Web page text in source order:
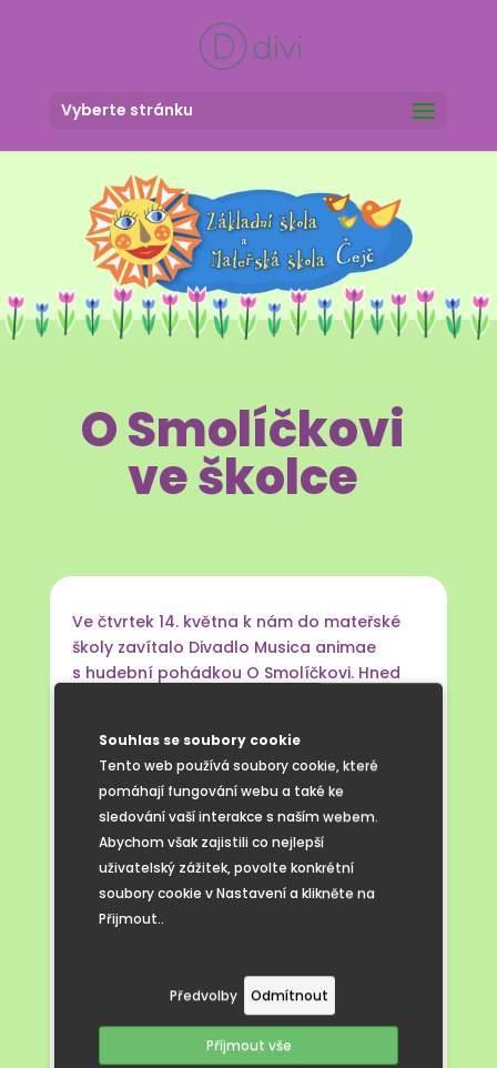
Souhlas se soubory cookie
Tento web používá soubory cookie, které
pomáhají fungování webu a také ke
sledování vaší interakce s naším webem.
Abychom však zajistili co nejlepší
uživatelský zážitek, povolte konkrétní
soubory cookie v Nastavení a klikněte na
Přijmout..
Předvolby Odmítnout
Příjmout vše
Vyberte stránku
O Smolíčkovi
ve školce
Ve čtvrtek 14. května k nám do mateřské
školy zavítalo Divadlo Musica animae
s hudební pohádkou O Smolíčkovi. Hned
dané slovo.
Jeden herec a dvě herečky vtáhli děti
okamžitě do děje. Smích se střídal
s napětím a děti po celou dobu živě
reagovaly na to, co se na jevišti
odehrávalo.
Během pohádky se děti naučily také
veselou písničku o tom, že domluva a dané
nese to své následky. Pohádka tak dětem
nejen vykouzlila úsměv na tváři, ale zároveň
nenásilnou formou připomněla důležitost
zodpovědnosti, důvěry a dodržování